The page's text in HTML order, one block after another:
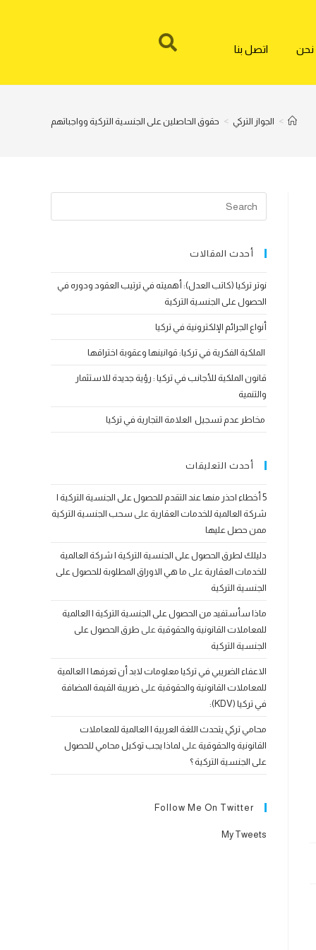
اتصل بنا
> الجواز التركي > حقوق الحاصلين على الجنسية التركية وواجباتهم
أحدث المقالات
نوتر تركيا (كاتب العدل): أهميته في ترتيب العقود ودوره في
الحصول على الجنسية التركية
أنواع الجرائم الإلكترونية في تركيا
الملكية الفكرية في تركيا: قوانينها وعقوبة اختراقها
قانون الملكية للأجانب في تركيا : رؤية جديدة للاستثمار
والتنمية
مخاطر عدم تسجيل العلامة التجارية في تركيا
أحدث التعليقات
5 أخطاء احذر منها عند التقدم للحصول على الجنسية التركية |
شركة العالمية للخدمات العقارية على سحب الجنسية التركية
ممن حصل عليها
دليلك لطرق الحصول على الجنسية التركية | شركة العالمية
للخدمات العقارية على ما هي الاوراق المطلوبة للحصول على
الجنسية التركية
ماذا سأستفيد من الحصول على الجنسية التركية | العالمية
للمعاملات القانونية والحقوقية على طرق الحصول على
الجنسية التركية
الاعفاء الضريبي في تركيا معلومات لابد أن تعرفها | العالمية
للمعاملات القانونية والحقوقية على ضريبة القيمة المضافة
في تركيا (KDV):
محامي تركي يتحدث اللغة العربية | العالمية للمعاملات
القانونية والحقوقية على لماذا يجب توكيل محامي للحصول
على الجنسية التركية ؟
Follow Me On Twitter
My Tweets